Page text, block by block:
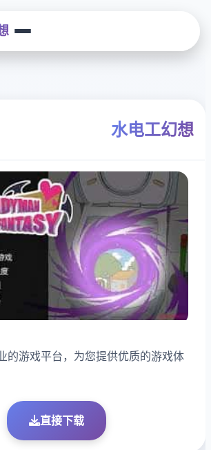
水电工幻想
的游戏平台，为您提供优质的游戏体
直接下载